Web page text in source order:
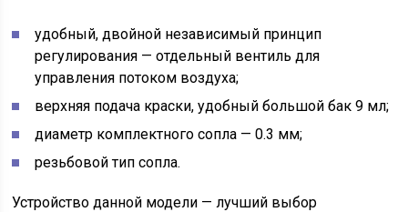
удобный, двойной независимый принцип
регулирования — отдельный вентиль для
управления потоком воздуха;
верхняя подача краски, удобный большой бак 9 мл;
диаметр комплектного сопла — 0.3 мм;
резьбовой тип сопла.
Устройство данной модели — лучший выбор